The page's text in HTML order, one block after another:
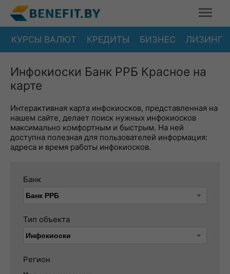
КУРСЫ ВАЛЮТ КРЕДИТЫ БИЗНЕС ЛИЗИНГ
Инфокиоски Банк РРБ Красное на
карте
Интерактивная карта инфокиосков, представленная на
нашем сайте, делает поиск нужных инфокиосков
максимально комфортным и быстрым. На ней
доступна полезная для пользователей информация:
адреса и время работы инфокиосков.
Банк
Тип объекта
Регион